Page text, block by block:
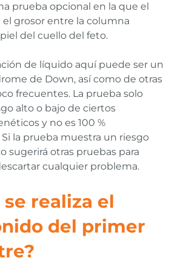
prueba opcional en la que el
grosor entre la columna
del cuello del feto.
de líquido aquí puede ser un
de Down, así como de otras
frecuentes. La prueba solo
alto o bajo de ciertos
y no es 100 %
la prueba muestra un riesgo
sugerirá otras pruebas para
cualquier problema.
se realiza el
del primer